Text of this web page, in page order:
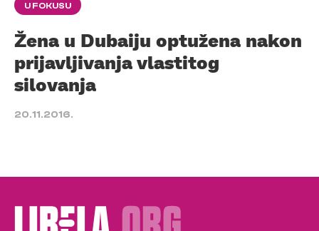
U FOKUSU
Žena u Dubaiju optužena nakon
prijavljivanja vlastitog
silovanja
20.11.2016.